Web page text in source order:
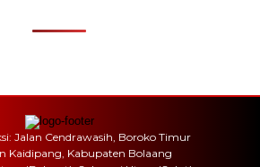
Jalan Cendrawasih, Boroko Timur
Kaidipang, Kabupaten Bolaang